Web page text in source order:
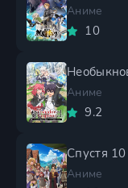
Аниме
10
Аниме
9.2
Спустя
Аниме